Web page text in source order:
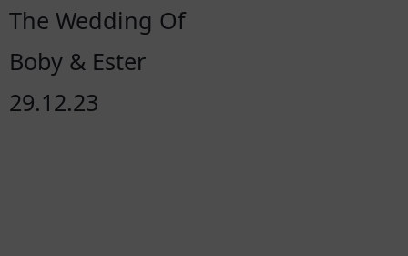
The Wedding Of
Boby & Ester
29.12.23